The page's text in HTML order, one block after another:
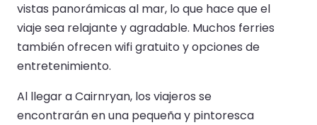
vistas panorámicas al mar, lo que hace que el
viaje sea relajante y agradable. Muchos ferries
también ofrecen wifi gratuito y opciones de
entretenimiento.
Al llegar a Cairnryan, los viajeros se
encontrarán en una pequeña y pintoresca